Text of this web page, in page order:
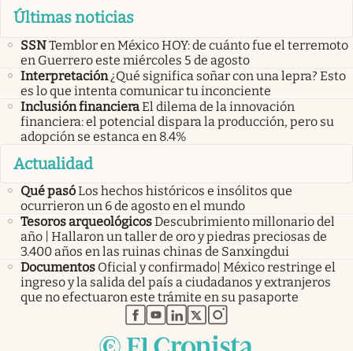
Últimas noticias
SSNTemblor en México HOY: de cuánto fue el terremoto
en Guerrero este miércoles 5 de agosto
Interpretación ¿Qué significa soñar con una lepra? Esto
es lo que intenta comunicar tu inconciente
Inclusión financieraEl dilema de la innovación
financiera: el potencial dispara la producción, pero su
adopción se estanca en 8.4%
Actualidad
Qué pasóLos hechos históricos e insólitos que
ocurrieron un 6 de agosto en el mundo
Tesoros arqueológicosDescubrimiento millonario del
año | Hallaron un taller de oro y piedras preciosas de
3.400 años en las ruinas chinas de Sanxingdui
Documentos Oficial y confirmado| México restringe el
ingreso y la salida del país a ciudadanos y extranjeros
que no efectuaron este trámite en su pasaporte
abre en nueva pestaña
abre en nueva pestaña
abre en nueva pestaña
abre en nueva pestaña
abre en nueva pestaña